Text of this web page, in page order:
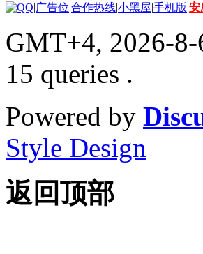
|广告位|合作热线|小黑屋|手机版|安
GMT+4, 2026-8-
15 queries .
Powered by
Style Design
返回顶部